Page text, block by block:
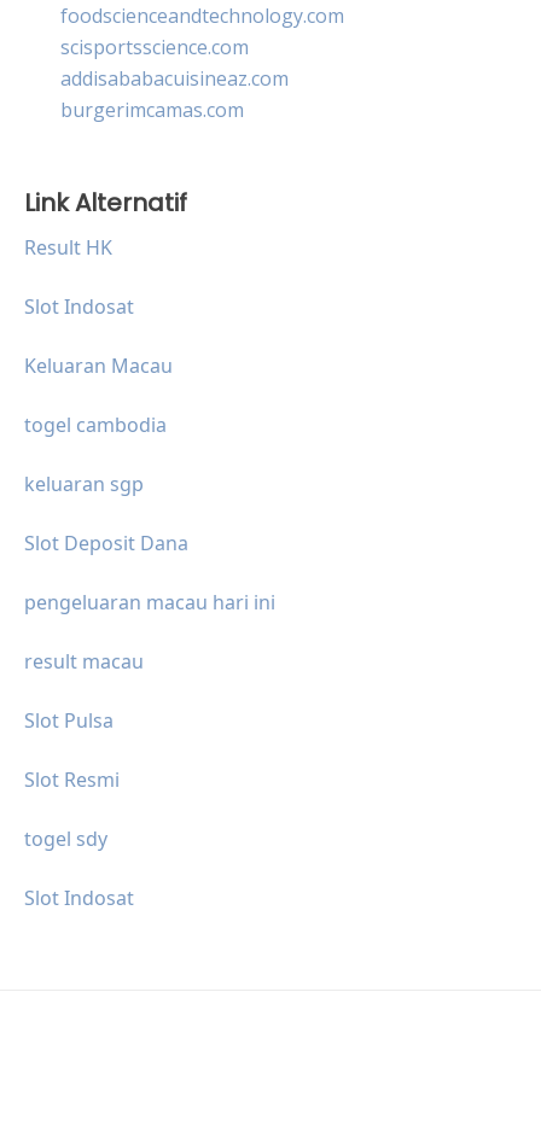
foodscienceandtechnology.com
scisportsscience.com
addisababacuisineaz.com
burgerimcamas.com
Link Alternatif
Result HK
Slot Indosat
Keluaran Macau
togel cambodia
keluaran sgp
Slot Deposit Dana
pengeluaran macau hari ini
result macau
Slot Pulsa
Slot Resmi
togel sdy
Slot Indosat